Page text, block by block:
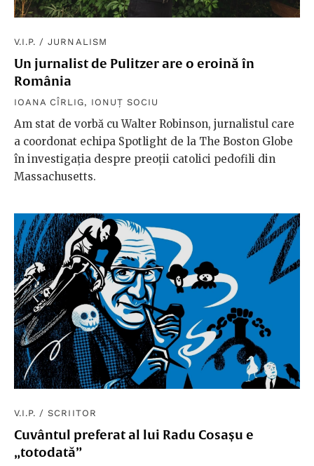
V.I.P. /JURNALISM
Un jurnalist de Pulitzer are o eroină în
România
IOANA CÎRLIG, IONUȚ SOCIU
Am stat de vorbă cu Walter Robinson, jurnalistul care
a coordonat echipa Spotlight de la The Boston Globe
în investigația despre preoții catolici pedofili din
Massachusetts.
V.I.P. /SCRIITOR
Cuvântul preferat al lui Radu Cosașu e
„totodată”